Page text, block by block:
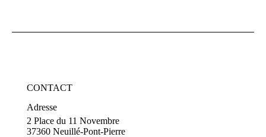
CONTACT
Adresse
2 Place du 11 Novembre
37360 Neuillé-Pont-Pierre